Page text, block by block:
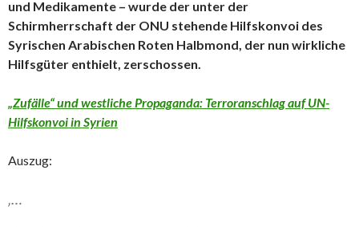
und Medikamente – wurde der unter der
Schirmherrschaft der ONU stehende Hilfskonvoi des
Syrischen Arabischen Roten Halbmond, der nun wirkliche
Hilfsgüter enthielt, zerschossen.
„Zufälle“ und westliche Propaganda: Terroranschlag auf UN-
Hilfskonvoi in Syrien
Auszug:
‚…